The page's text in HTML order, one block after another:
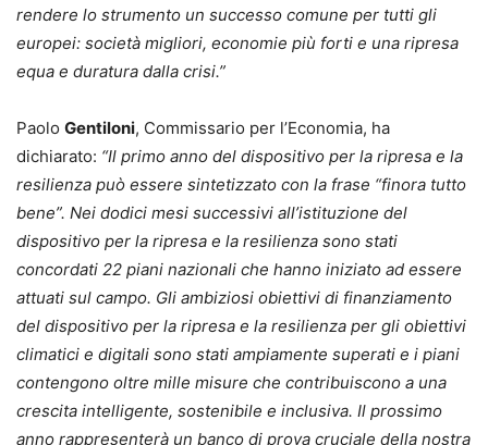
rendere lo strumento un successo comune per tutti gli
europei: società migliori, economie più forti e una ripresa
equa e duratura dalla crisi.”
Paolo Gentiloni, Commissario per l’Economia, ha
dichiarato: “Il primo anno del dispositivo per la ripresa e la
resilienza può essere sintetizzato con la frase “finora tutto
bene”. Nei dodici mesi successivi all’istituzione del
dispositivo per la ripresa e la resilienza sono stati
concordati 22 piani nazionali che hanno iniziato ad essere
attuati sul campo. Gli ambiziosi obiettivi di finanziamento
del dispositivo per la ripresa e la resilienza per gli obiettivi
climatici e digitali sono stati ampiamente superati e i piani
contengono oltre mille misure che contribuiscono a una
crescita intelligente, sostenibile e inclusiva. Il prossimo
anno rappresenterà un banco di prova cruciale della nostra